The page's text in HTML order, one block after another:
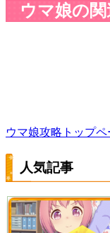
ウマ娘の
ウマ娘攻略トップペ
人気記事